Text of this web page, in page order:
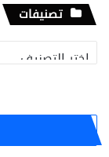
تصنيفات
تصنيفات